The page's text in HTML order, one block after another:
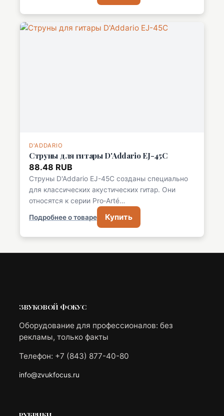
D'ADDARIO
Струны для гитары D'Addario EJ-45C
88.48 RUB
Струны D'Addario EJ-45C созданы специально
для классических акустических гитар. Они
относятся к серии Pro‑Arté…
Подробнее о товаре Купить
ЗВУКОВОЙ ФОКУС
Оборудование для профессионалов: без
рекламы, только факты
Телефон: +7 (843) 877-40-80
info@zvukfocus.ru